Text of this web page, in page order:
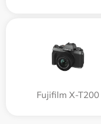
Fujifilm X-T200